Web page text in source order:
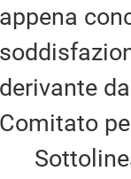
appena
derivante
Comitato